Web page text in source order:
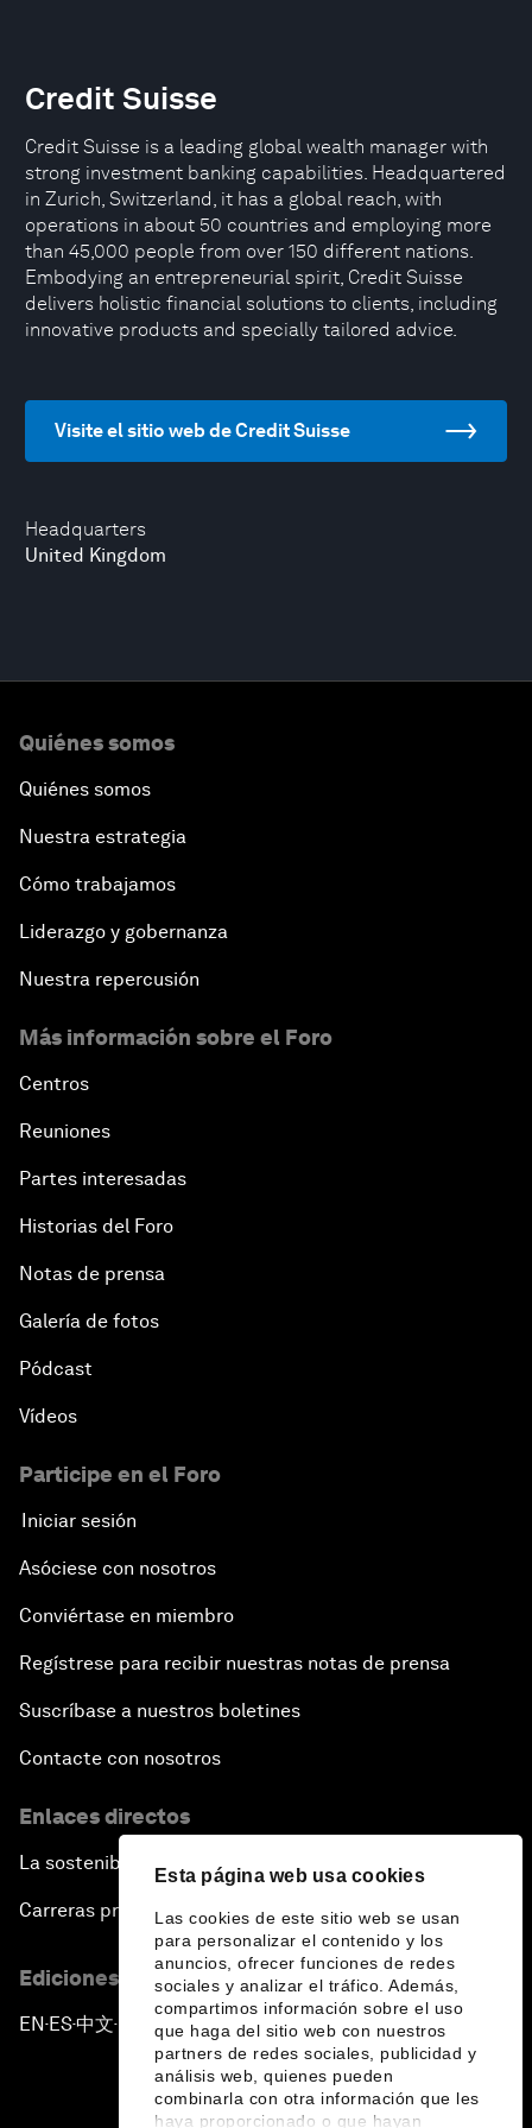
Esta página web usa cookies
Las cookies de este sitio web se usan
para personalizar el contenido y los
anuncios, ofrecer funciones de redes
sociales y analizar el tráfico. Además,
compartimos información sobre el uso
que haga del sitio web con nuestros
partners de redes sociales, publicidad y
análisis web, quienes pueden
combinarla con otra información que les
haya proporcionado o que hayan
Headquarters
United Kingdom
Credit Suisse
Credit Suisse is a leading global wealth manager with
strong investment banking capabilities. Headquartered
in Zurich, Switzerland, it has a global reach, with
operations in about 50 countries and employing more
than 45,000 people from over 150 different nations.
Embodying an entrepreneurial spirit, Credit Suisse
delivers holistic financial solutions to clients, including
innovative products and specially tailored advice.
Visite el sitio web de Credit Suisse
Quiénes somos
Quiénes somos
Nuestra estrategia
Cómo trabajamos
Liderazgo y gobernanza
Nuestra repercusión
Más información sobre el Foro
Centros
Reuniones
Partes interesadas
Historias del Foro
Notas de prensa
Galería de fotos
Pódcast
Vídeos
Participe en el Foro
Iniciar sesión
Asóciese con nosotros
Conviértase en miembro
Regístrese para recibir nuestras notas de prensa
Suscríbase a nuestros boletines
Contacte con nosotros
Enlaces directos
La sostenibilidad en el Foro
Carreras profesionales
Ediciones en otros idiomas
EN ▪ES▪中文▪ 日本語